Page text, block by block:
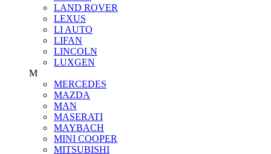
LAND ROVER
LEXUS
LI AUTO
LIFAN
LINCOLN
LUXGEN
M
MERCEDES
MAZDA
MAN
MASERATI
MAYBACH
MINI COOPER
MITSUBISHI